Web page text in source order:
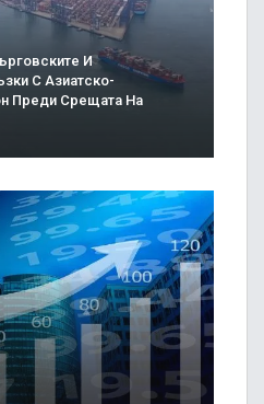
И
С Азиатско-
Преди Срещата На